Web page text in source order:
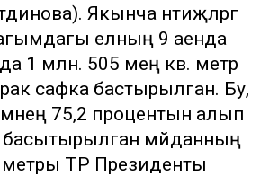
Якынча нәтиҗәләргә
елның 9 аенда
1 млн. 505 мең кв. метр
сафка бастырылган. Бу,
75,2 процентын алып
басытырылган мәйданның
ТР Президенты